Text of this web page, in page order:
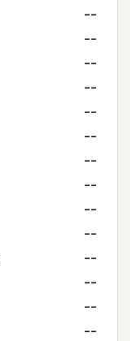
--
--
--
--
--
--
--
--
--
--
--
--
--
--